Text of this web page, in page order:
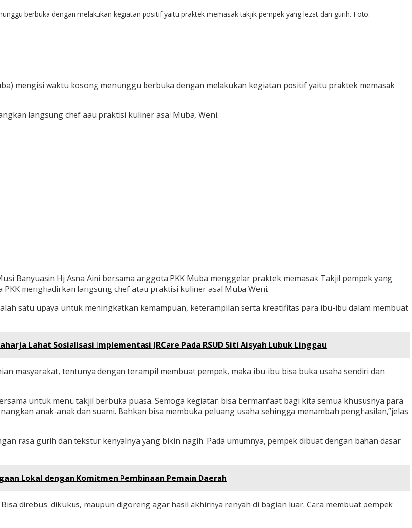
berbuka dengan melakukan kegiatan positif yaitu praktek memasak takjik pempek yang lezat dan gurih. Foto:
mengisi waktu kosong menunggu berbuka dengan melakukan kegiatan positif yaitu praktek memasak
langsung chef aau praktisi kuliner asal Muba, Weni.
Banyuasin Hj Asna Aini bersama anggota PKK Muba menggelar praktek memasak Takjil pempek yang
menghadirkan langsung chef atau praktisi kuliner asal Muba Weni.
satu upaya untuk meningkatkan kemampuan, keterampilan serta kreatifitas para ibu-ibu dalam membuat
Lahat Sosialisasi Implementasi JRCare Pada RSUD Siti Aisyah Lubuk Linggau
masyarakat, tentunya dengan terampil membuat pempek, maka ibu-ibu bisa buka usaha sendiri dan
untuk menu takjil berbuka puasa. Semoga kegiatan bisa bermanfaat bagi kita semua khususnya para
anak-anak dan suami. Bahkan bisa membuka peluang usaha sehingga menambah penghasilan,”jelas
rasa gurih dan tekstur kenyalnya yang bikin nagih. Pada umumnya, pempek dibuat dengan bahan dasar
Lokal dengan Komitmen Pembinaan Pemain Daerah
direbus, dikukus, maupun digoreng agar hasil akhirnya renyah di bagian luar. Cara membuat pempek